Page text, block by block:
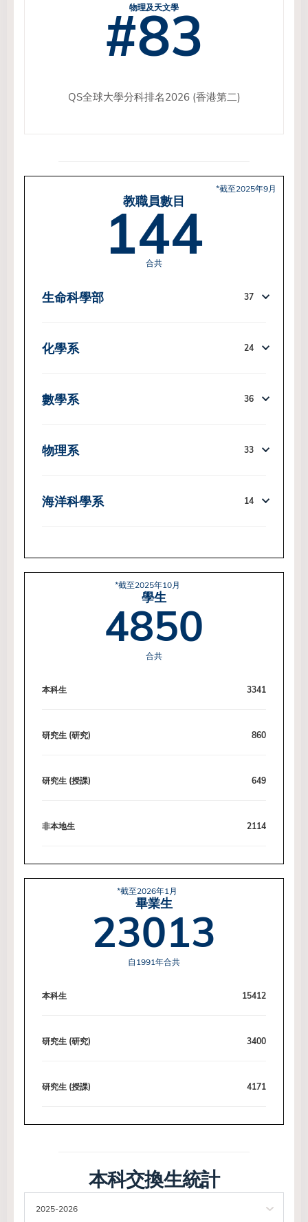
物理及天文學
#83
QS全球大學分科排名2026 (香港第二)
*截至2025年9月
教職員數目
144
合共
生命科學部 37
化學系 24
數學系 36
物理系 33
海洋科學系 14
*截至2025年10月
學生
4850
合共
本科生 3341
研究生 (研究) 860
研究生 (授課) 649
非本地生 2114
*截至2026年1月
畢業生
23013
自1991年合共
本科生 15412
研究生 (研究) 3400
研究生 (授課) 4171
本科交換生統計